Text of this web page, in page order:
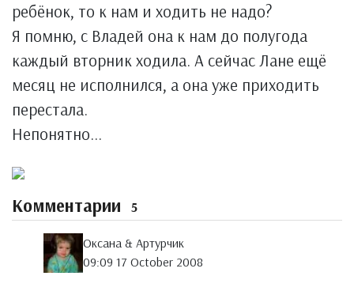
ребёнок, то к нам и ходить не надо?
Я помню, с Владей она к нам до полугода
каждый вторник ходила. А сейчас Лане ещё
месяц не исполнился, а она уже приходить
перестала.
Непонятно...
Комментарии 5
Оксана & Артурчик
09:09 17 October 2008